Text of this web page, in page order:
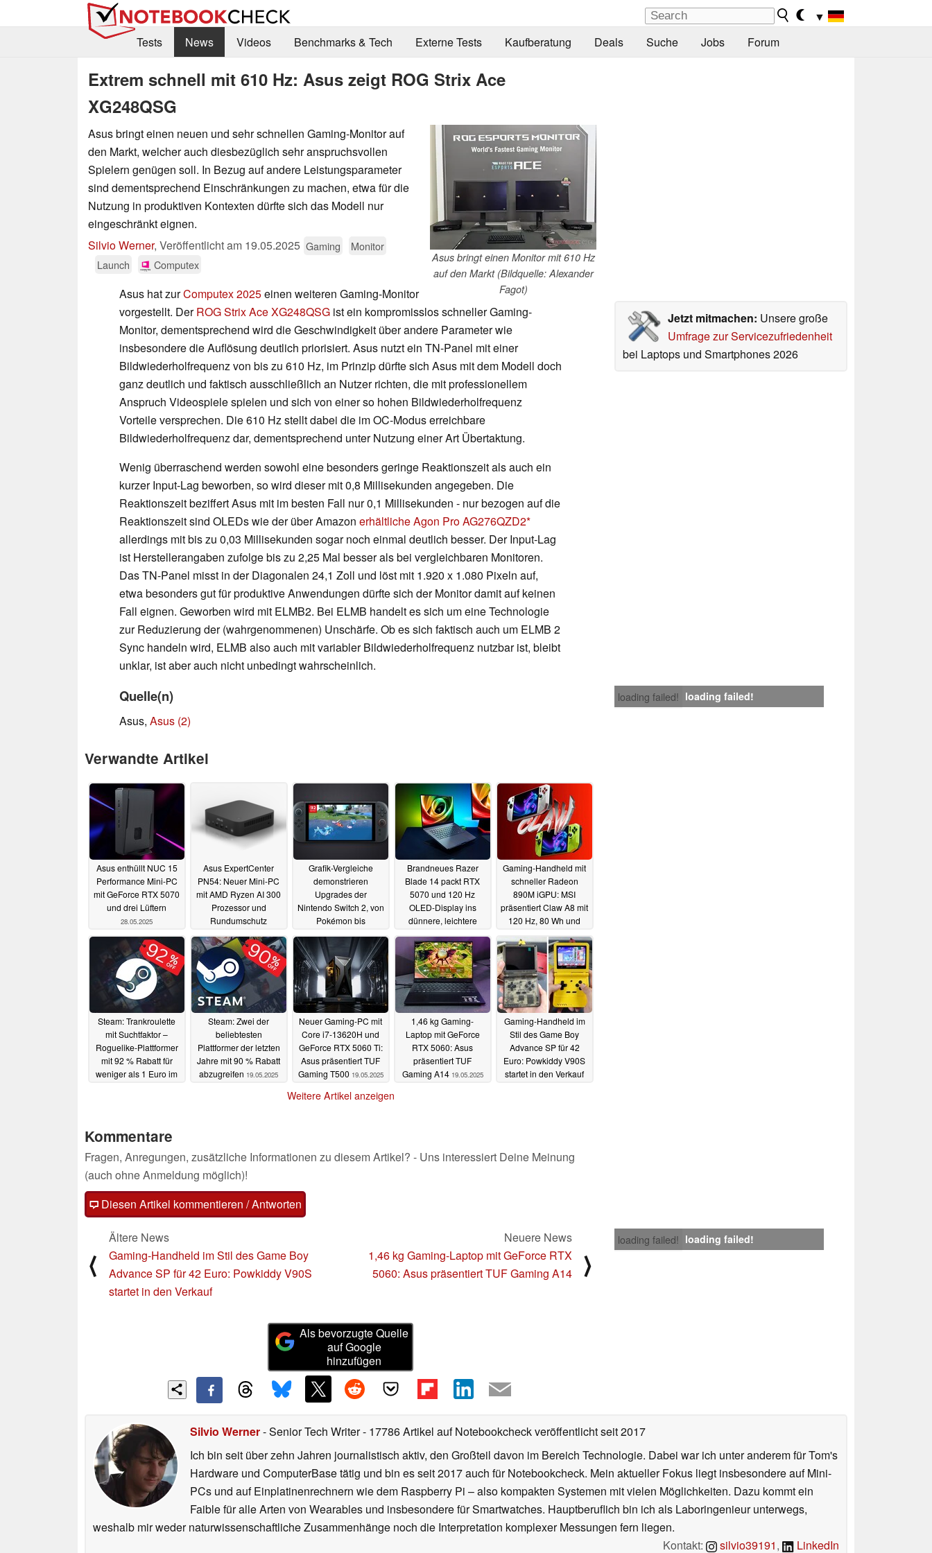
▼
Tests
News Videos Benchmarks & Tech Externe Tests Kaufberatung Deals Suche Jobs Forum
Extrem schnell mit 610 Hz: Asus zeigt ROG Strix Ace
XG248QSG
Asus bringt einen Monitor mit 610 Hz
auf den Markt (Bildquelle: Alexander
Fagot)
Asus bringt einen neuen und sehr schnellen Gaming-Monitor auf
den Markt, welcher auch diesbezüglich sehr anspruchsvollen
Spielern genügen soll. In Bezug auf andere Leistungsparameter
sind dementsprechend Einschränkungen zu machen, etwa für die
Nutzung in produktiven Kontexten dürfte sich das Modell nur
eingeschränkt eignen.
Silvio Werner, Veröffentlicht am 19.05.2025 Gaming
Monitor
Launch
Computex
Jetzt mitmachen: Unsere große
Umfrage zur Servicezufriedenheit
bei Laptops und Smartphones 2026
Asus hat zurComputex 2025einen weiteren Gaming-Monitor
vorgestellt. DerROG Strix Ace XG248QSG ist ein kompromisslos schneller Gaming-
Monitor, dementsprechend wird die Geschwindigkeit über andere Parameter wie
insbesondere die Auflösung deutlich priorisiert. Asus nutzt ein TN-Panel mit einer
Bildwiederholfrequenz von bis zu 610 Hz, im Prinzip dürfte sich Asus mit dem Modell doch
ganz deutlich und faktisch ausschließlich an Nutzer richten, die mit professionellem
Anspruch Videospiele spielen und sich von einer so hohen Bildwiederholfrequenz
Vorteile versprechen. Die 610 Hz stellt dabei die im OC-Modus erreichbare
Bildwiederholfrequenz dar, dementsprechend unter Nutzung einer Art Übertaktung.
Wenig überraschend werden sowohl eine besonders geringe Reaktionszeit als auch ein
kurzer Input-Lag beworben, so wird dieser mit 0,8 Millisekunden angegeben. Die
Reaktionszeit beziffert Asus mit im besten Fall nur 0,1 Millisekunden - nur bezogen auf die
Reaktionszeit sind OLEDs wie der über Amazon erhältliche Agon Pro AG276QZD2
allerdings mit bis zu 0,03 Millisekunden sogar noch einmal deutlich besser. Der Input-Lag
ist Herstellerangaben zufolge bis zu 2,25 Mal besser als bei vergleichbaren Monitoren.
Das TN-Panel misst in der Diagonalen 24,1 Zoll und löst mit 1.920 x 1.080 Pixeln auf,
etwa besonders gut für produktive Anwendungen dürfte sich der Monitor damit auf keinen
Fall eignen. Geworben wird mit ELMB2. Bei ELMB handelt es sich um eine Technologie
zur Reduzierung der (wahrgenommenen) Unschärfe. Ob es sich faktisch auch um ELMB 2
Sync handeln wird, ELMB also auch mit variabler Bildwiederholfrequenz nutzbar ist, bleibt
unklar, ist aber auch nicht unbedingt wahrscheinlich.
loading failed! loading failed!
Quelle(n)
Asus, Asus (2)
Verwandte Artikel
Asus enthüllt NUC 15
Performance Mini-PC
mit GeForce RTX 5070
und drei Lüftern
28.05.2025
Asus ExpertCenter
PN54: Neuer Mini-PC
mit AMD Ryzen AI 300
Prozessor und
Rundumschutz
21.05.2025
Grafik-Vergleiche
demonstrieren
Upgrades der
Nintendo Switch 2, von
Pokémon bis
19.05.2025
Brandneues Razer
Blade 14 packt RTX
5070 und 120 Hz
OLED-Display ins
dünnere, leichtere
19.05.2025
Gaming-Handheld mit
schneller Radeon
890M iGPU: MSI
präsentiert Claw A8 mit
120 Hz, 80 Wh und
19.05.2025
Steam: Trankroulette
mit Suchtfaktor –
Roguelike-Plattformer
mit 92 % Rabatt für
weniger als 1 Euro im
Steam: Zwei der
beliebtesten
Plattformer der letzten
Jahre mit 90 % Rabatt
abzugreifen 19.05.2025
Neuer Gaming-PC mit
Core i7-13620H und
GeForce RTX 5060 Ti:
Asus präsentiert TUF
Gaming T500 19.05.2025
1,46 kg Gaming-
Laptop mit GeForce
RTX 5060: Asus
präsentiert TUF
Gaming A14 19.05.2025
Gaming-Handheld im
Stil des Game Boy
Advance SP für 42
Euro: Powkiddy V90S
startet in den Verkauf
Weitere Artikel anzeigen
Kommentare
Fragen, Anregungen, zusätzliche Informationen zu diesem Artikel? - Uns interessiert Deine Meinung
(auch ohne Anmeldung möglich)!
Diesen Artikel kommentieren / Antworten
loading failed! loading failed!
⟨
Ältere News
Gaming-Handheld im Stil des Game Boy
Advance SP für 42 Euro: Powkiddy V90S
startet in den Verkauf
Neuere News
1,46 kg Gaming-Laptop mit GeForce RTX
5060: Asus präsentiert TUF Gaming A14
⟩
Als bevorzugte Quelle
auf Google
hinzufügen
Silvio Werner- Senior Tech Writer- 17786 Artikel auf Notebookcheck veröffentlichtseit 2017
Ich bin seit über zehn Jahren journalistisch aktiv, den Großteil davon im Bereich Technologie. Dabei war ich unter anderem für Tom's
Hardware und ComputerBase tätig und bin es seit 2017 auch für Notebookcheck. Mein aktueller Fokus liegt insbesondere auf Mini-
PCs und auf Einplatinenrechnern wie dem Raspberry Pi – also kompakten Systemen mit vielen Möglichkeiten. Dazu kommt ein
Faible für alle Arten von Wearables und insbesondere für Smartwatches. Hauptberuflich bin ich als Laboringenieur unterwegs,
weshalb mir weder naturwissenschaftliche Zusammenhänge noch die Interpretation komplexer Messungen fern liegen.
Kontakt:
silvio39191, LinkedIn